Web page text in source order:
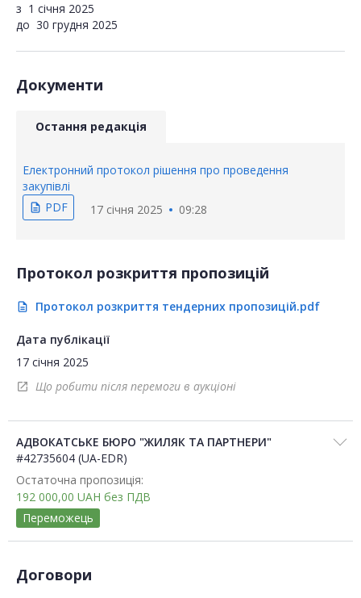
з 1 січня 2025
до 30 грудня 2025
Документи
Остання редакція
Електронний протокол рішення про проведення
закупівлі
description PDF 17 січня 2025 09:28
Протокол розкриття пропозицій
description Протокол розкриття тендерних пропозицій.pdf
Дата публікації
17 січня 2025
open_in_new Що робити після перемоги в аукціоні
АДВОКАТСЬКЕ БЮРО "ЖИЛЯК ТА ПАРТНЕРИ"
#42735604 (UA-EDR)
Остаточна пропозиція:
192 000,00 UAH без ПДВ
Переможець
Договори